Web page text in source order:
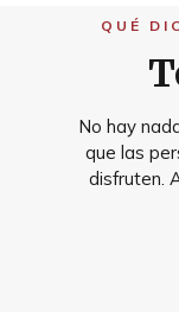
QUÉ
No hay
que las
disfruten.